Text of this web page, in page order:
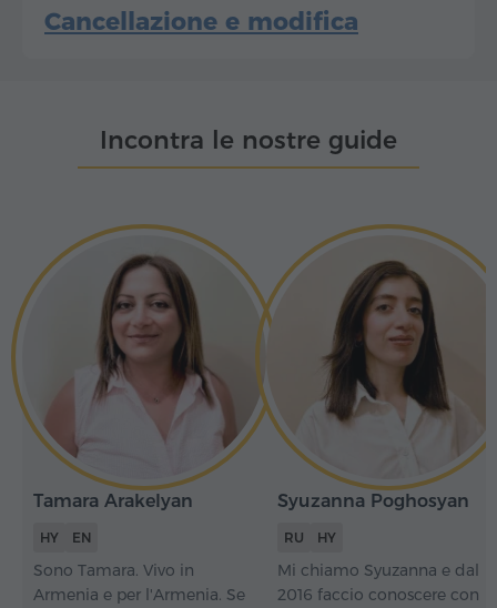
Cancellazione e modifica
Incontra le nostre guide
Tamara Arakelyan
HY EN
Sono Tamara. Vivo in
Armenia e per l'Armenia. Se
Syuzanna Poghosyan
RU HY
Mi chiamo Syuzanna e dal
2016 faccio conoscere con